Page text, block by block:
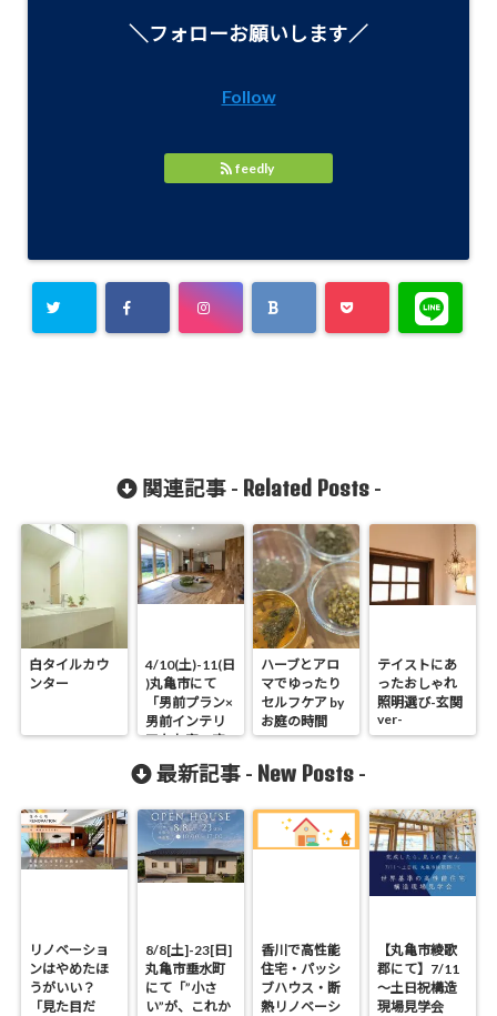
＼フォローお願いします／
Follow
feedly
関連記事 - Related Posts-
白タイルカウ
ンター
4/10(土)-11(日
)丸亀市にて
「男前プラン×
男前インテリ
アなお家」完
成邸見学会開
催！
ハーブとアロ
マでゆったり
セルフケア by
お庭の時間
テイストにあ
ったおしゃれ
照明選び-玄関
ver-
最新記事 - New Posts -
リノベーショ
ンはやめたほ
うがいい？
「見た目だ
8/8[土]-23[日]
丸亀市垂水町
にて「”小さ
い”が、これか
香川で高性能
住宅・パッシ
ブハウス・断
熱リノベーシ
【丸亀市綾歌
郡にて】7/11
～土日祝構造
現場見学会